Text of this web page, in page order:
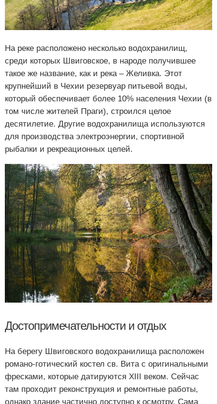
На реке расположено несколько водохранилищ,
среди которых Швиговское, в народе получившее
такое же название, как и река ‒ Желивка. Этот
крупнейший в Чехии резервуар питьевой воды,
который обеспечивает более 10% населения Чехии (в
том числе жителей Праги), строился целое
десятилетие. Другие водохранилища используются
для производства электроэнергии, спортивной
рыбалки и рекреационных целей.
Достопримечательности и отдых
На берегу Швиговского водохранилища расположен
романо-готический костел св. Вита с оригинальными
фресками, которые датируются XIII веком. Сейчас
там проходит реконструкция и ремонтные работы,
однако здание частично доступно к осмотру. Сама